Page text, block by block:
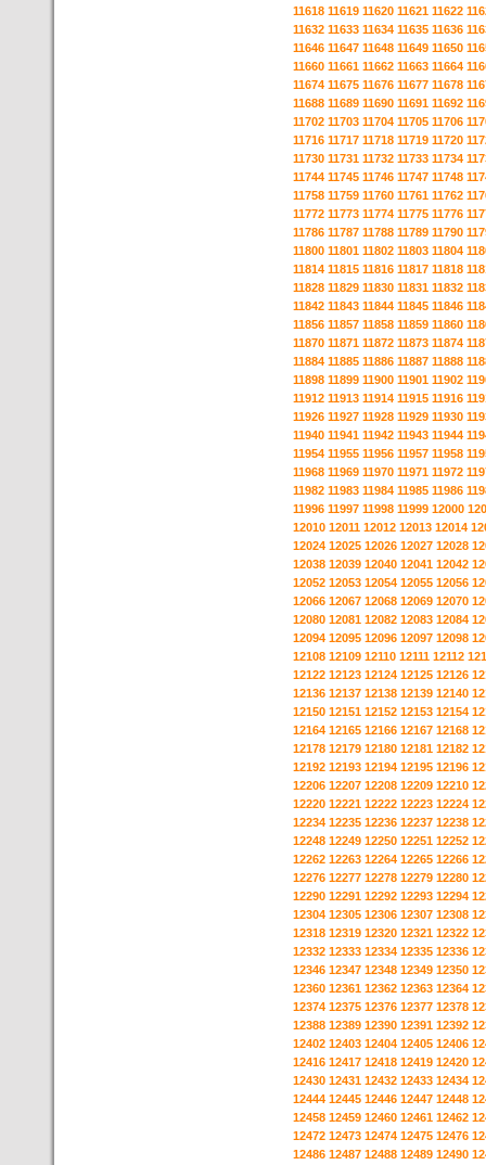
11618 11619 11620 11621 11622
11632 11633 11634 11635 11636
11646 11647 11648 11649 11650
11660 11661 11662 11663 11664
11674 11675 11676 11677 11678
11688 11689 11690 11691 11692
11702 11703 11704 11705 11706
11716 11717 11718 11719 11720
11730 11731 11732 11733 11734
11744 11745 11746 11747 11748
11758 11759 11760 11761 11762
11772 11773 11774 11775 11776
11786 11787 11788 11789 11790
11800 11801 11802 11803 11804
11814 11815 11816 11817 11818
11828 11829 11830 11831 11832
11842 11843 11844 11845 11846
11856 11857 11858 11859 11860
11870 11871 11872 11873 11874
11884 11885 11886 11887 11888
11898 11899 11900 11901 11902
11912 11913 11914 11915 11916
11926 11927 11928 11929 11930
11940 11941 11942 11943 11944
11954 11955 11956 11957 11958
11968 11969 11970 11971 11972
11982 11983 11984 11985 11986
11996 11997 11998 11999 12000
12010 12011 12012 12013 12014
12024 12025 12026 12027 12028
12038 12039 12040 12041 12042
12052 12053 12054 12055 12056
12066 12067 12068 12069 12070
12080 12081 12082 12083 12084
12094 12095 12096 12097 12098
12108 12109 12110 12111 12112
12122 12123 12124 12125 12126
12136 12137 12138 12139 12140
12150 12151 12152 12153 12154
12164 12165 12166 12167 12168
12178 12179 12180 12181 12182
12192 12193 12194 12195 12196
12206 12207 12208 12209 12210
12220 12221 12222 12223 12224
12234 12235 12236 12237 12238
12248 12249 12250 12251 12252
12262 12263 12264 12265 12266
12276 12277 12278 12279 12280
12290 12291 12292 12293 12294
12304 12305 12306 12307 12308
12318 12319 12320 12321 12322
12332 12333 12334 12335 12336
12346 12347 12348 12349 12350
12360 12361 12362 12363 12364
12374 12375 12376 12377 12378
12388 12389 12390 12391 12392
12402 12403 12404 12405 12406
12416 12417 12418 12419 12420
12430 12431 12432 12433 12434
12444 12445 12446 12447 12448
12458 12459 12460 12461 12462
12472 12473 12474 12475 12476
12486 12487 12488 12489 12490